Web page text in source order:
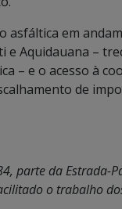
asfáltica em
e Aquidauana –
– e o acesso à
de
parte da Estrada-
o trabalho